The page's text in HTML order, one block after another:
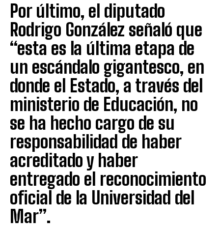
Por último, el diputado
Rodrigo González señaló que
“esta es la última etapa de
un escándalo gigantesco, en
donde el Estado, a través del
ministerio de Educación, no
se ha hecho cargo de su
responsabilidad de haber
acreditado y haber
entregado el reconocimiento
oficial de la Universidad del
Mar”.